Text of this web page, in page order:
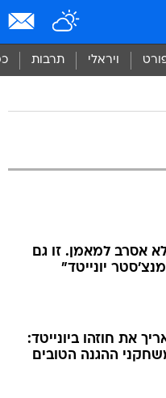
ויראלי תרבות
אסרב למאמן. זו גם
יונייטד"
את חוזהו ביונייטד:
ההגנה הטובים